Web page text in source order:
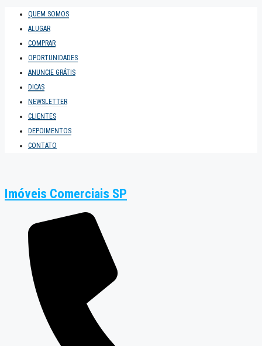
QUEM SOMOS
ALUGAR
COMPRAR
OPORTUNIDADES
ANUNCIE GRÁTIS
DICAS
NEWSLETTER
CLIENTES
DEPOIMENTOS
CONTATO
Imóveis Comerciais SP